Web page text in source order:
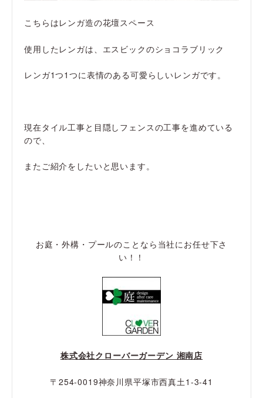
こちらはレンガ造の花壇スペース
使用したレンガは、エスビックのショコラブリック
レンガ1つ1つに表情のある可愛らしいレンガです。
現在タイル工事と目隠しフェンスの工事を進めている
ので、
またご紹介をしたいと思います。
お庭・外構・プールのことなら当社にお任せ下さ
い！！
株式会社クローバーガーデン 湘南店
〒254-0019神奈川県平塚市西真土1-3-41